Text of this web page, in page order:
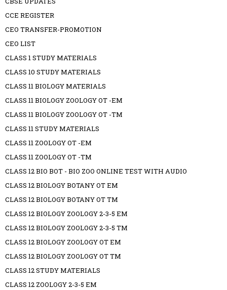
CCE REGISTER
CEO TRANSFER-PROMOTION
CEO LIST
CLASS 1 STUDY MATERIALS
CLASS 10 STUDY MATERIALS
CLASS 11 BIOLOGY MATERIALS
CLASS 11 BIOLOGY ZOOLOGY OT -EM
CLASS 11 BIOLOGY ZOOLOGY OT -TM
CLASS 11 STUDY MATERIALS
CLASS 11 ZOOLOGY OT -EM
CLASS 11 ZOOLOGY OT -TM
CLASS 12 BIO BOT - BIO ZOO ONLINE TEST WITH AUDIO
CLASS 12 BIOLOGY BOTANY OT EM
CLASS 12 BIOLOGY BOTANY OT TM
CLASS 12 BIOLOGY ZOOLOGY 2-3-5 EM
CLASS 12 BIOLOGY ZOOLOGY 2-3-5 TM
CLASS 12 BIOLOGY ZOOLOGY OT EM
CLASS 12 BIOLOGY ZOOLOGY OT TM
CLASS 12 STUDY MATERIALS
CLASS 12 ZOOLOGY 2-3-5 EM